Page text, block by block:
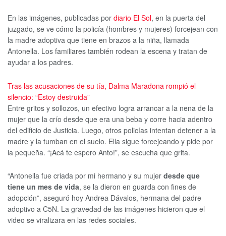
En las imágenes, publicadas por diario El Sol, en la puerta del
juzgado, se ve cómo la policía (hombres y mujeres) forcejean con
la madre adoptiva que tiene en brazos a la niña, llamada
Antonella. Los familiares también rodean la escena y tratan de
ayudar a los padres.
Tras las acusaciones de su tía, Dalma Maradona rompió el
silencio: “Estoy destruida”
Entre gritos y sollozos, un efectivo logra arrancar a la nena de la
mujer que la crío desde que era una beba y corre hacia adentro
del edificio de Justicia. Luego, otros policías intentan detener a la
madre y la tumban en el suelo. Ella sigue forcejeando y pide por
la pequeña. “¡Acá te espero Anto!”, se escucha que grita.
“Antonella fue criada por mi hermano y su mujer desde que
tiene un mes de vida, se la dieron en guarda con fines de
adopción”, aseguró hoy Andrea Dávalos, hermana del padre
adoptivo a C5N. La gravedad de las imágenes hicieron que el
video se viralizara en las redes sociales.